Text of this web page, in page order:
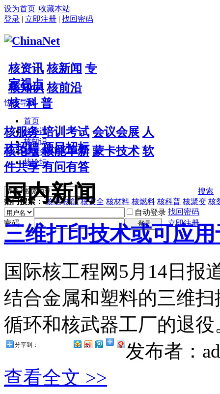
设为首页 |收藏本站
登录 | 立即注册 | 找回密码
核资讯 核新闻 专
家视点
核知识 核前沿
核 科 普
核服务 培训考试 会议会展 人
才招聘 项目招标
核论坛 核能革新 蒙卡技术 软
件共享 有问有答
搜索
热门搜索： 核电 核能 核安全 核材料 核燃料 核科普 核聚变 核
自动登录 找回密码
密码
登录 立即注册
快捷导航
首页
核资讯
核知识
核服务
核论坛
国内新闻
三维打印技术或可应
国际核工程网5月14日报
结合金属和塑料的三维
循环和核武器工厂的退
发布者：
分享到：
查看全文 >>